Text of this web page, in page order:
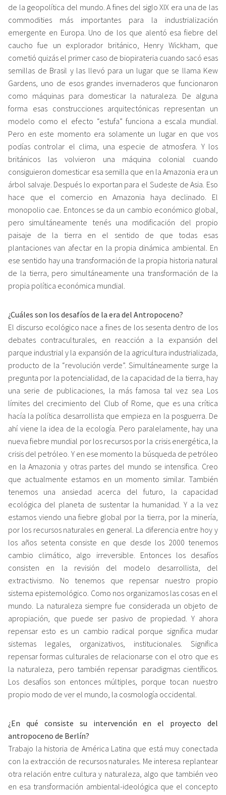
de la geopolítica del mundo. A fines del siglo XIX era una de las
commodities más importantes para la industrialización
emergente en Europa. Uno de los que alentó esa fiebre del
caucho fue un explorador británico, Henry Wickham, que
cometió quizás el primer caso de biopirateria cuando sacó esas
semillas de Brasil y las llevó para un lugar que se llama Kew
Gardens, uno de esos grandes invernaderos que funcionaron
como máquinas para domesticar la naturaleza. De alguna
forma esas construcciones arquitectónicas representan un
modelo como el efecto “estufa” funciona a escala mundial.
Pero en este momento era solamente un lugar en que vos
podías controlar el clima, una especie de atmosfera. Y los
británicos las volvieron una máquina colonial cuando
consiguieron domesticar esa semilla que en la Amazonia era un
árbol salvaje. Después lo exportan para el Sudeste de Asia. Eso
hace que el comercio en Amazonia haya declinado. El
monopolio cae. Entonces se da un cambio económico global,
pero simultáneamente tenés una modificación del propio
paisaje de la tierra en el sentido de que todas esas
plantaciones van afectar en la propia dinámica ambiental. En
ese sentido hay una transformación de la propia historia natural
de la tierra, pero simultáneamente una transformación de la
propia política económica mundial.
¿Cuáles son los desafíos de la era del Antropoceno?
El discurso ecológico nace a fines de los sesenta dentro de los
debates contraculturales, en reacción a la expansión del
parque industrial y la expansión de la agricultura industrializada,
producto de la “revolución verde”. Simultáneamente surge la
pregunta por la potencialidad, de la capacidad de la tierra, hay
una serie de publicaciones, la más famosa tal vez sea Los
límites del crecimiento del Club of Rome, que es una crítica
hacía la política desarrollista que empieza en la posguerra. De
ahí viene la idea de la ecología. Pero paralelamente, hay una
nueva fiebre mundial por los recursos por la crisis energética, la
crisis del petróleo. Y en ese momento la búsqueda de petróleo
en la Amazonia y otras partes del mundo se intensifica. Creo
que actualmente estamos en un momento similar. También
tenemos una ansiedad acerca del futuro, la capacidad
ecológica del planeta de sustentar la humanidad. Y a la vez
estamos viendo una fiebre global por la tierra, por la minería,
por los recursos naturales en general. La diferencia entre hoy y
los años setenta consiste en que desde los 2000 tenemos
cambio climático, algo irreversible. Entonces los desafíos
consisten en la revisión del modelo desarrollista, del
extractivismo. No tenemos que repensar nuestro propio
sistema epistemológico. Como nos organizamos las cosas en el
mundo. La naturaleza siempre fue considerada un objeto de
apropiación, que puede ser pasivo de propiedad. Y ahora
repensar esto es un cambio radical porque significa mudar
sistemas legales, organizativos, institucionales. Significa
repensar formas culturales de relacionarse con el otro que es
la naturaleza, pero también repensar paradigmas científicos.
Los desafíos son entonces múltiples, porque tocan nuestro
propio modo de ver el mundo, la cosmología occidental.
¿En qué consiste su intervención en el proyecto del
antropoceno de Berlín?
Trabajo la historia de América Latina que está muy conectada
con la extracción de recursos naturales. Me interesa replantear
otra relación entre cultura y naturaleza, algo que también veo
en esa transformación ambiental-ideológica que el concepto